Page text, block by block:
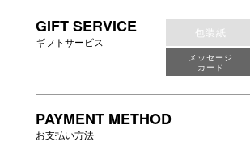
GIFT SERVICE
ギフトサービス
包装紙
メッセージ
カード
PAYMENT METHOD
お支払い方法